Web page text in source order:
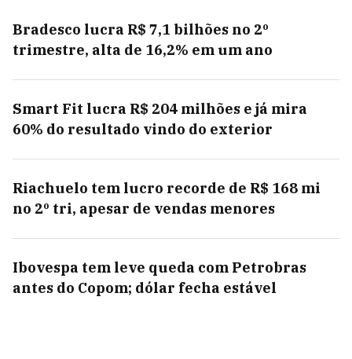
Bradesco lucra R$ 7,1 bilhões no 2º
trimestre, alta de 16,2% em um ano
Smart Fit lucra R$ 204 milhões e já mira
60% do resultado vindo do exterior
Riachuelo tem lucro recorde de R$ 168 mi
no 2º tri, apesar de vendas menores
Ibovespa tem leve queda com Petrobras
antes do Copom; dólar fecha estável